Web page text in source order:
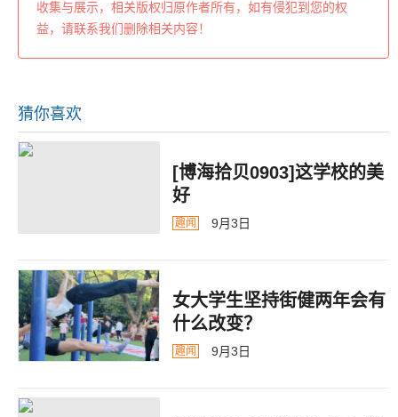
收集与展示，相关版权归原作者所有，如有侵犯到您的权
益，请联系我们删除相关内容！
猜你喜欢
[博海拾贝0903]这学校的美
好
趣闻 9月3日
女大学生坚持街健两年会有
什么改变？
趣闻 9月3日